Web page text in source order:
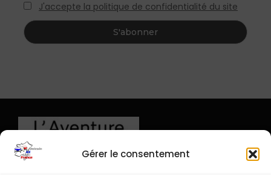
Gérer le consentement
J'accepte la politique de confidentialité du site